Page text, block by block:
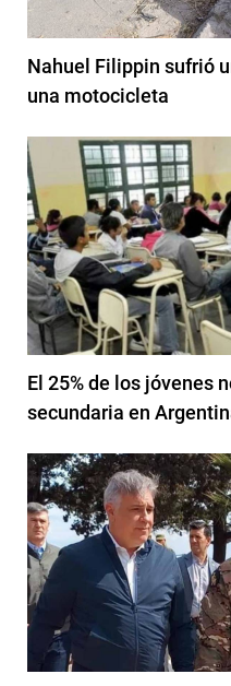
Nahuel Filippin sufrió
una motocicleta
El 25% de los jóvenes
secundaria en